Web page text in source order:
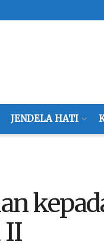
JENDELA HATI
II